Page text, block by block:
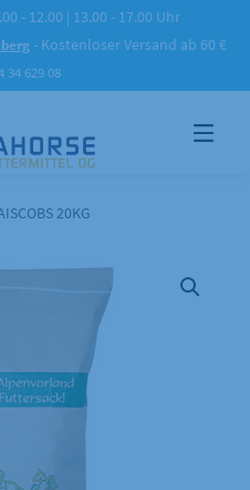
- 12.00 | 13.00 - 17.00 Uhr
- Kostenloser Versand ab 60 €
34 629 08
20KG